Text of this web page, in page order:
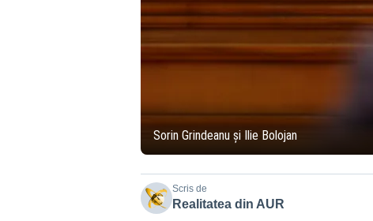
Sorin Grindeanu și Ilie Bolojan
Scris de
Realitatea din AUR